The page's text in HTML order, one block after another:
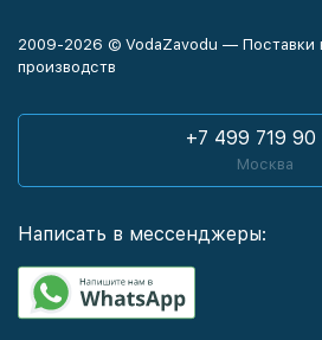
2009-2026 © VodaZavodu — Поставки
производств
+7 499 719 90
Москва
Написать в мессенджеры: